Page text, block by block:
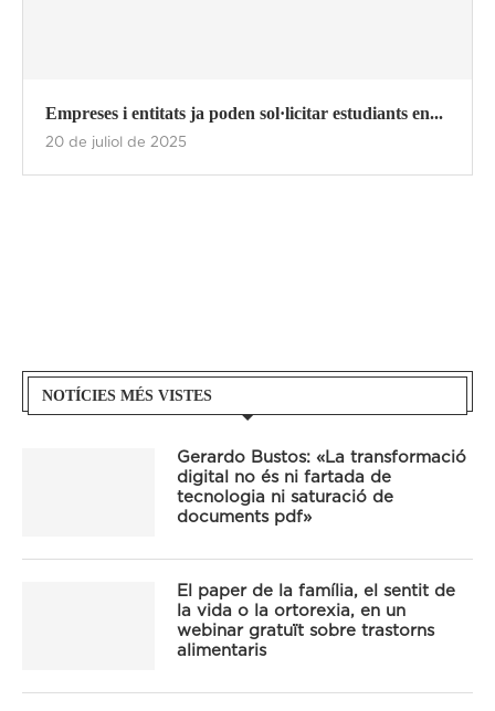
Empreses i entitats ja poden sol·licitar estudiants en...
20 de juliol de 2025
NOTÍCIES MÉS VISTES
Gerardo Bustos: «La transformació
digital no és ni fartada de
tecnologia ni saturació de
documents pdf»
El paper de la família, el sentit de
la vida o la ortorexia, en un
webinar gratuït sobre trastorns
alimentaris